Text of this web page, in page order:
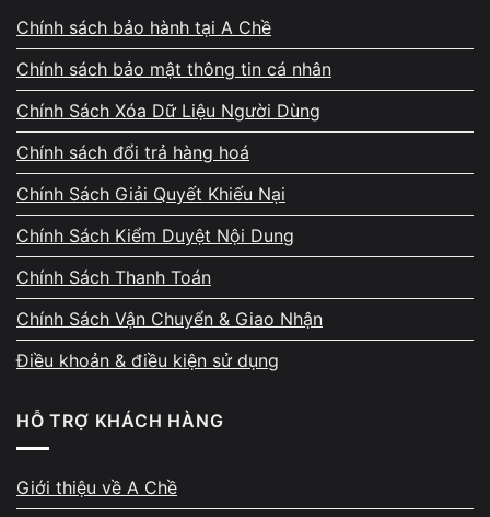
cứng: SSD, bàn phím, cổng kết nối, pin, độ
nóng, màn hình và hoạt động tổng thể. Tình
trạng máy được giải thích chi tiết và dễ hiểu.
A Chề tuyệt đối không tạo lý do không chính
xác để đẩy giá thu mua xuống thấp hơn thực
tế.
Thanh toán ngay – đủ – có
nhận thu mua thể hiện đầy đủ cấu hình, mức
Chính sách bảo hành tại A Chề
Chính sách bảo mật thông tin cá nhân
Chính Sách Xóa Dữ Liệu Người Dùng
Chính sách đổi trả hàng hoá
Chính Sách Giải Quyết Khiếu Nại
Chính Sách Kiểm Duyệt Nội Dung
Chính Sách Thanh Toán
Chính Sách Vận Chuyển & Giao Nhận
Điều khoản & điều kiện sử dụng
HỖ TRỢ KHÁCH HÀNG
Giới thiệu về A Chề